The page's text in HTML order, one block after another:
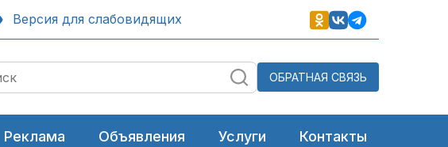
Версия для слабовидящих
ОБРАТНАЯ СВЯЗЬ
Реклама Объявления Услуги Контакты